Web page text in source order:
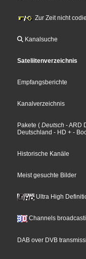
Zur Zeit nicht
Kanalsuche
Sateliitenverzeichnis
Empfangsberichte
Kanalverzeichnis
Pakete ( Deutsch - ARD
Deutschland - HD + -
Historische Kanäle
Meist gesuchte Bilder
Ultra High
Channels
DAB over DVB